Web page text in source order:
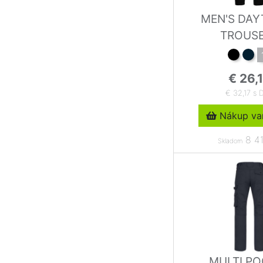
MEN'S
€
€ 32,17 s
Nákup
Skladom8